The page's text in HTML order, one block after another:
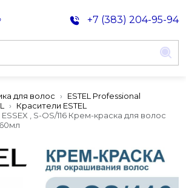
+7 (383) 204-95-94
для волос
ESTEL Professional
Красители ESTEL
ESSEX , S-OS/116 Крем-краска для волос